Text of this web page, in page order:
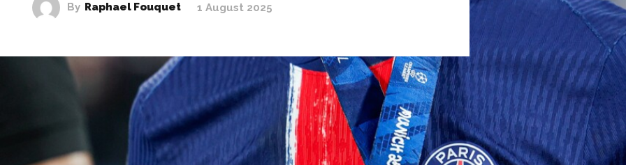
By Raphael Fouquet 1 August 2025